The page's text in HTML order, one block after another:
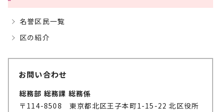
名誉区民一覧
区の紹介
お問い合わせ
総務部 総務課 総務係
〒114-8508 東京都北区王子本町1-15-22 北区役所